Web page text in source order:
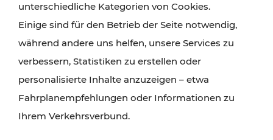
unterschiedliche Kategorien von Cookies.
Einige sind für den Betrieb der Seite notwendig,
während andere uns helfen, unsere Services zu
verbessern, Statistiken zu erstellen oder
personalisierte Inhalte anzuzeigen – etwa
Fahrplanempfehlungen oder Informationen zu
Ihrem Verkehrsverbund.